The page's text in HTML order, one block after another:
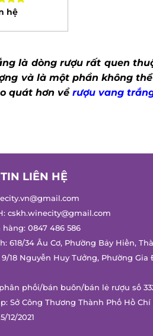
là dòng rượu rất quen
và là một phần không
quát hơn về rượu vang
5.00
hệ
LIÊN HỆ
cskh.winecity@gmail.com
hàng: 0847 486 586
618/34 Âu Cơ, Phường Bảy Hiền,
18 Nguyễn Huy Tưởng, Phường
phối/bán buôn/bán lẻ rượu số
Sở Công Thương Thành Phố Hồ Chí
12/2021